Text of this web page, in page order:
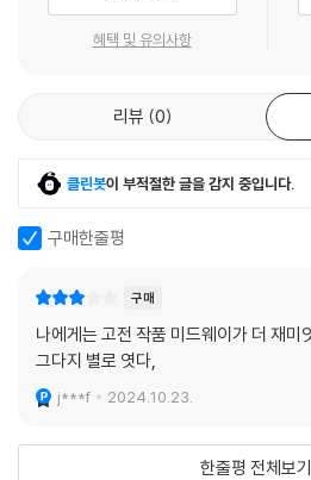
DVD/ Blu-ray 구매시 참고 사항
※ 4K블루레이, 3D 블루레이 재생 관련
1) 4K UHD 디스크는 대용량의 데이터 전
이어를 사용하셔야 합니다. 더불어 플레이
이트, 대용량 케이블 사용이 필수입니다.
2) 3D 블루레이는 전용 플레이어와 3D 지
※ 아웃케이스/구성품/포장 상태
1) 제작/배송 과정에서 경미한 아웃케이스
발생할 수 있습니다. 반품을 원하실 경우
2) 스틸북 케이스 제작 과정에서 기포 혹은
혜택 및 유의사항
리뷰 0
클린봇이 부적절한 글을 감지 중입니다.
구매한줄평
구매
나에게는 고전 작품 미드웨이가 더 재미
그다지 별로 엿다,
j***f 2024.10.23.
한줄평 전체보기